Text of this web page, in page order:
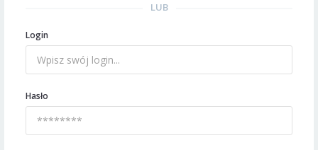
LUB
Login
Hasło